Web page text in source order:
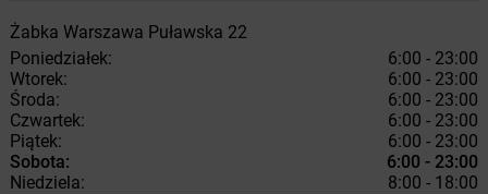
Żabka Warszawa Puławska 22
Poniedziałek:
6:00 - 23:00
Wtorek:
6:00 - 23:00
Środa:
6:00 - 23:00
Czwartek:
6:00 - 23:00
Piątek:
6:00 - 23:00
Sobota:
6:00 - 23:00
Niedziela:
8:00 - 18:00